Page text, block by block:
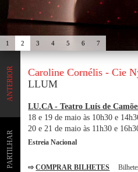
1 2 3 4 5 6 7
ANTERIOR
PARTILHAR
Caroline Cornélis - Cie
LLUM
LU.CA - Teatro Luís de
18 e 19 de maio às 10h30 e
20 e 21 de maio às 11h30 e
Estreia Nacional
⇨COMPRAR BILHETES